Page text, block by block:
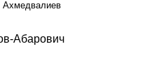
Ахмедвалиев